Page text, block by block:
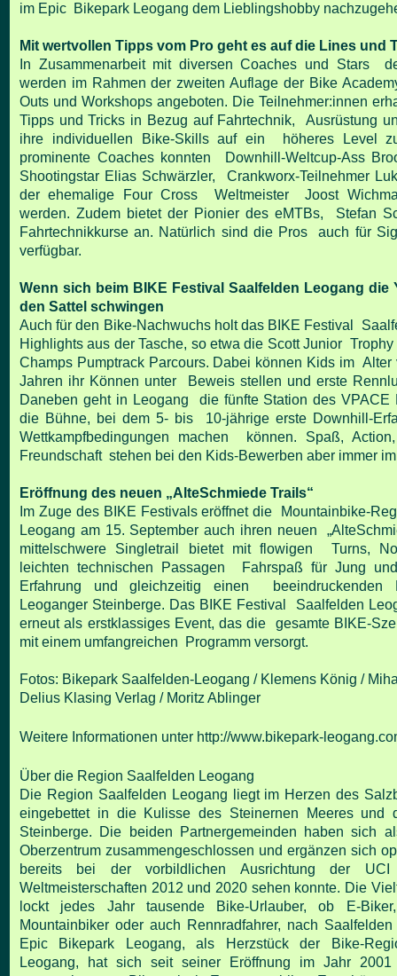
im Epic Bikepark Leogang dem Lieblingshobby
Mit wertvollen Tipps vom Pro geht es auf die Lines und
In Zusammenarbeit mit diversen Coaches und Stars
werden im Rahmen der zweiten Auflage der Bike
Outs und Workshops angeboten. Die Teilnehmer:innen
Tipps und Tricks in Bezug auf Fahrtechnik, Ausrüstung
ihre individuellen Bike-Skills auf ein höheres Level
prominente Coaches konnten Downhill-Weltcup-Ass
Shootingstar Elias Schwärzler, Crankworx-Teilnehmer
der ehemalige Four Cross Weltmeister Joost
werden. Zudem bietet der Pionier des eMTBs, Stefan
Fahrtechnikkurse an. Natürlich sind die Pros auch für
verfügbar.
Wenn sich beim BIKE Festival Saalfelden Leogang die
den Sattel schwingen
Auch für den Bike-Nachwuchs holt das BIKE Festival
Highlights aus der Tasche, so etwa die Scott Junior
Champs Pumptrack Parcours. Dabei können Kids im Alter
Jahren ihr Können unter Beweis stellen und erste
Daneben geht in Leogang die fünfte Station des VPACE
die Bühne, bei dem 5- bis 10-jährige erste Downhill-
Wettkampfbedingungen machen können. Spaß,
Freundschaft stehen bei den Kids-Bewerben aber immer
Eröffnung des neuen „AlteSchmiede Trails“
Im Zuge des BIKE Festivals eröffnet die Mountainbike-
Leogang am 15. September auch ihren neuen
mittelschwere Singletrail bietet mit flowigen Turns,
leichten technischen Passagen Fahrspaß für Jung
Erfahrung und gleichzeitig einen
Leoganger Steinberge. Das BIKE Festival Saalfelden
erneut als erstklassiges Event, das die gesamte BIKE-
mit einem umfangreichen Programm versorgt.
Fotos: Bikepark Saalfelden-Leogang / Klemens König /
Delius Klasing Verlag / Moritz Ablinger
Weitere Informationen unter http://www.bikepark-
Über die Region Saalfelden Leogang
Die Region Saalfelden Leogang liegt im Herzen des
eingebettet in die Kulisse des Steinernen Meeres und
Steinberge. Die beiden Partnergemeinden haben sich
Oberzentrum zusammengeschlossen und ergänzen sich
bereits bei der vorbildlichen Ausrichtung der UCI
Weltmeisterschaften 2012 und 2020 sehen konnte. Die
lockt jedes Jahr tausende Bike-Urlauber, ob E-Biker,
Mountainbiker oder auch Rennradfahrer, nach
Epic Bikepark Leogang, als
Herzstück der Bike-
Leogang, hat sich seit seiner Eröffnung im Jahr